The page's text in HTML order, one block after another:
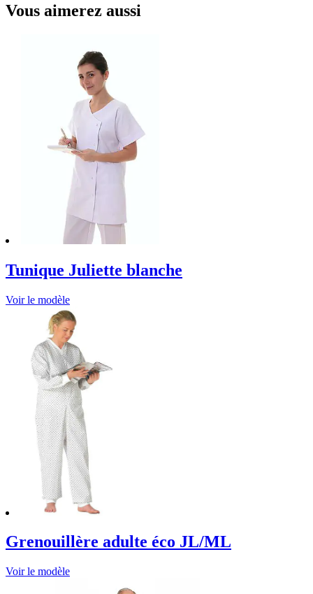
Vous aimerez aussi
Tunique Juliette blanche
Voir le modèle
Grenouillère adulte éco JL/ML
Voir le modèle